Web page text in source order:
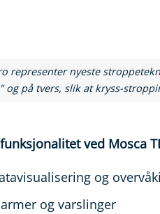
representer nyeste
og på tvers, slik at kryss-
ved Mosca
og
og varslinger